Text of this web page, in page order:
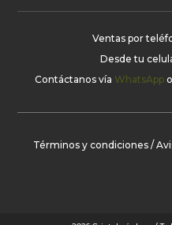
Ventas por
Desde tu
Contáctanos vía WhatsApp
Términos y condiciones/